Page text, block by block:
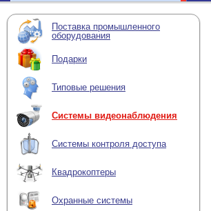
Поставка промышленного
оборудования
Подарки
Типовые решения
Системы видеонаблюдения
Системы контроля доступа
Квадрокоптеры
Охранные системы